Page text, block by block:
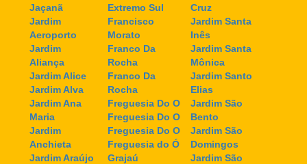
Jaçanã
Jardim
Aeroporto
Jardim
Aliança
Jardim Alice
Jardim Alva
Jardim Ana
Maria
Jardim
Anchieta
Jardim Araújo
Extremo Sul
Francisco
Morato
Franco Da
Rocha
Franco Da
Rocha
Freguesia Do O
Freguesia Do O
Freguesia Do O
Freguesia do Ó
Grajaú
Cruz
Jardim Santa
Inês
Jardim Santa
Mônica
Jardim Santo
Elias
Jardim São
Bento
Jardim São
Domingos
Jardim São